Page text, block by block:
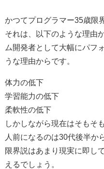
かつてプログラマー35歳限
それは、以下のような理由
ム開発者として大幅にパフ
うな理由からです。
体力の低下
学習能力の低下
柔軟性の低下
しかしながら現在はそもそ
人前になるのは30代後半か
限界説はあまり現実に即し
えるでしょう。